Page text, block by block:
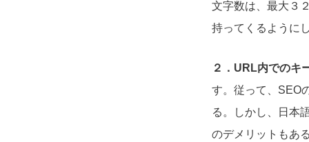
文字数は、最大３
持ってくるように
２．URL内でのキ
す。従って、SEO
る。しかし、日本
のデメリットもあ